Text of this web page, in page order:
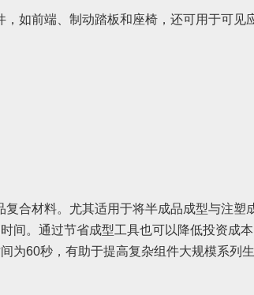
如前端、制动踏板和座椅，还可用于可
合材料。尤其适用于将半成品成型与注
间。通过节省成型工具也可以降低投资成
为60秒，有助于提高复杂组件大规模系列